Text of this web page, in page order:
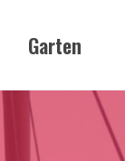
Garten